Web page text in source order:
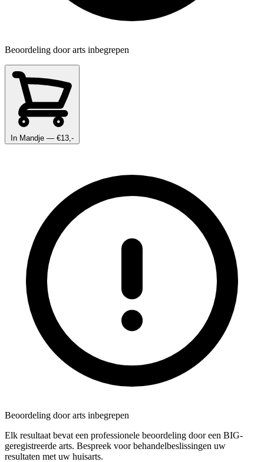
Beoordeling door arts inbegrepen
In Mandje — €13,-
Beoordeling door arts inbegrepen
Elk resultaat bevat een professionele beoordeling door een BIG-
geregistreerde arts. Bespreek voor behandelbeslissingen uw
resultaten met uw huisarts.